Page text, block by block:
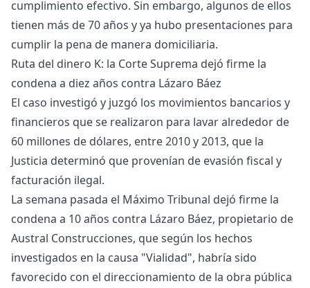
cumplimiento efectivo. Sin embargo, algunos de ellos
tienen más de 70 años y ya hubo presentaciones para
cumplir la pena de manera domiciliaria.
Ruta del dinero K: la Corte Suprema dejó firme la
condena a diez años contra Lázaro Báez
El caso investigó y juzgó los movimientos bancarios y
financieros que se realizaron para lavar alrededor de
60 millones de dólares, entre 2010 y 2013, que la
Justicia determinó que provenían de evasión fiscal y
facturación ilegal.
La semana pasada el Máximo Tribunal dejó firme la
condena a 10 años contra Lázaro Báez, propietario de
Austral Construcciones, que según los hechos
investigados en la causa "Vialidad", habría sido
favorecido con el direccionamiento de la obra pública